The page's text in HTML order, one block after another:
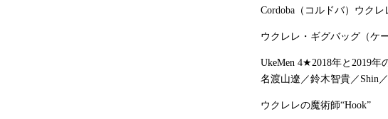
Cordoba（コルドバ）ウクレ
ウクレレ・ギグバッグ（ケ
UkeMen 4★2018年と2019年
名渡山遼／鈴木智貴／Shin
ウクレレの魔術師“Hook”